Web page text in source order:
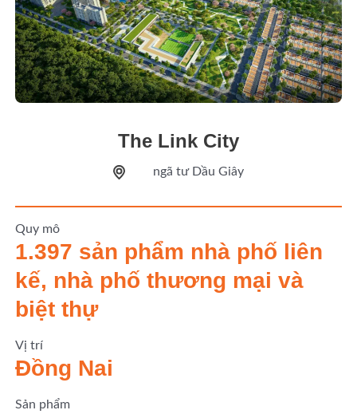
The Link City
ngã tư Dầu Giây
Quy mô
1.397 sản phẩm nhà phố liên
kế, nhà phố thương mại và
biệt thự
Vị trí
Đồng Nai
Sản phẩm